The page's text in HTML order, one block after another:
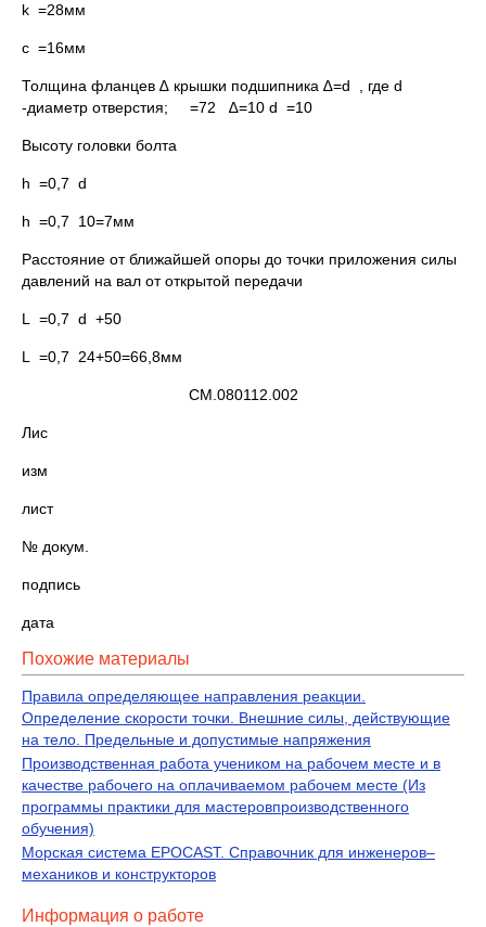
k =28мм
c =16мм
Толщина фланцев ∆ крышки подшипника ∆=d , где d
-диаметр отверстия; =72 ∆=10 d =10
Высоту головки болта
h =0,7 d
h =0,7 10=7мм
Расстояние от ближайшей опоры до точки приложения силы
давлений на вал от открытой передачи
L =0,7 d +50
L =0,7 24+50=66,8мм
СМ.080112.002
Лис
изм
лист
№ докум.
подпись
дата
Похожие материалы
Правила определяющее направления реакции.
Определение скорости точки. Внешние силы, действующие
на тело. Предельные и допустимые напряжения
Производственная работа учеником на рабочем месте и в
качестве рабочего на оплачиваемом рабочем месте (Из
программы практики для мастеровпроизводственного
обучения)
Морская система EPOCAST. Справочник для инженеров–
механиков и конструкторов
Информация о работе